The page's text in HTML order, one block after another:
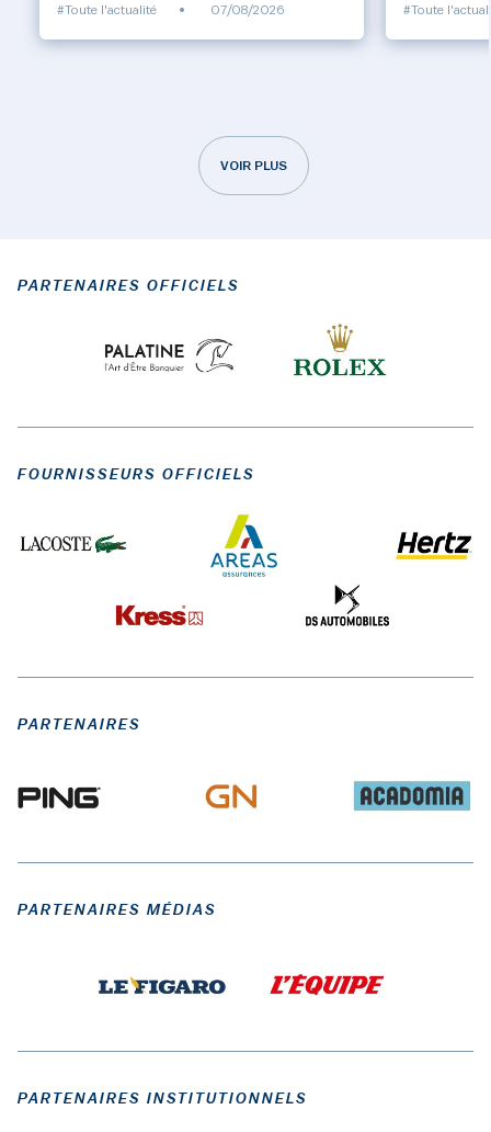
#Toute l'actualité • 07/08/2026 #Toute
VOIR PLUS
PARTENAIRES OFFICIELS
FOURNISSEURS OFFICIELS
PARTENAIRES
PARTENAIRES MÉDIAS
PARTENAIRES INSTITUTIONNELS